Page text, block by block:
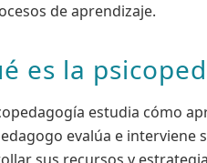
de aprendizaje.
es la
estudia cómo
evalúa e interviene